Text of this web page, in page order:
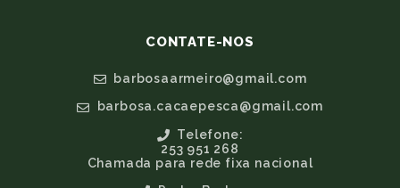
CONTATE-NOS
barbosaarmeiro@gmail.com
barbosa.cacaepesca@gmail.com
Telefone:
253 951 268
Chamada para rede fixa nacional